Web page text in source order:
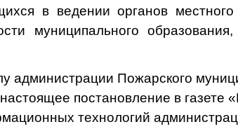
в ведении органов
муниципального
администрации Пожарского
постановление в газете
технологий